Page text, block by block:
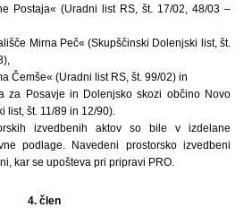
Postaja« (Uradni list RS, št. 17/02, 48/03 –
Mirna Peč« (Skupščinski Dolenjski list, št.
Čemše« (Uradni list RS, št. 99/02) in
za Posavje in Dolenjsko skozi občino Novo
list, št. 11/89 in 12/90).
izvedbenih aktov so bile v izdelane
podlage. Navedeni prostorsko izvedbeni
kar se upošteva pri pripravi PRO.
4. člen